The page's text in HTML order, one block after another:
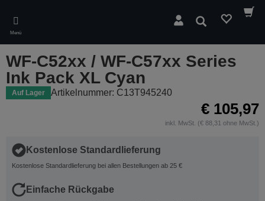
main
content
Menü
Suchen
WF-C52xx / WF-C57xx Series
Ink Pack XL Cyan
Auf Lager Artikelnummer: C13T945240
€ 105,97
inkl. MwSt. (€ 88,31 ohne MwSt.)
Kostenlose Standardlieferung
Kostenlose Standardlieferung bei allen Bestellungen ab 25 €
Einfache Rückgabe